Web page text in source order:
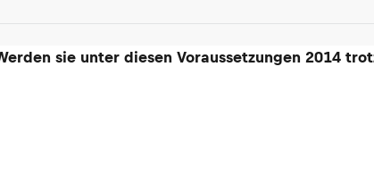
sie unter diesen Voraussetzungen 2014